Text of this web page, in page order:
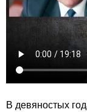
В девяностых